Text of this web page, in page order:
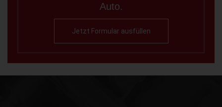
Auto.
Jetzt Formular ausfüllen